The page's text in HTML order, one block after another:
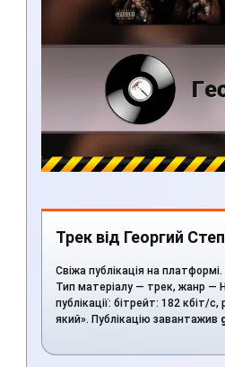
Трек від Георгий
Свіжа публікація на
Тип матеріалу — трек, жанр —
публікації: бітрейт: 182 кбіт/
який». Публікацію завантажив